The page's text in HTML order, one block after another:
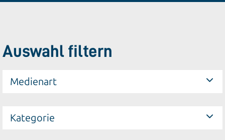
Auswahl filtern
Medienart
Kategorie